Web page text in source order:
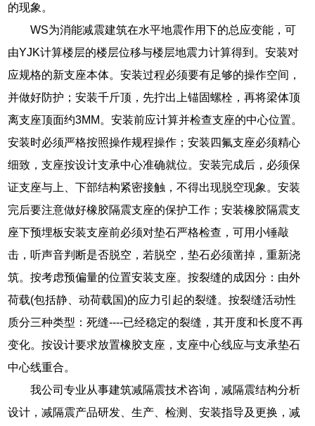
的现象。
WS为消能减震建筑在水平地震作用下的总应变能，可
由YJK计算楼层的楼层位移与楼层地震力计算得到。安装对
应规格的新支座本体。安装过程必须要有足够的操作空间，
并做好防护；安装千斤顶，先拧出上锚固螺栓，再将梁体顶
离支座顶面约3MM。安装前应计算并检查支座的中心位置。
安装时必须严格按照操作规程操作；安装四氟支座必须精心
细致，支座按设计支承中心准确就位。安装完成后，必须保
证支座与上、下部结构紧密接触，不得出现脱空现象。安装
完后要注意做好橡胶隔震支座的保护工作；安装橡胶隔震支
座下预埋板安装支座前必须对垫石严格检查，可用小锤敲
击，听声音判断是否脱空，若脱空，垫石必须凿掉，重新浇
筑。按考虑预偏量的位置安装支座。按裂缝的成因分：由外
荷载(包括静、动荷载国)的应力引起的裂缝。按裂缝活动性
质分三种类型：死缝----已经稳定的裂缝，其开度和长度不再
变化。按设计要求放置橡胶支座，支座中心线应与支承垫石
中心线重合。
我公司专业从事建筑减隔震技术咨询，减隔震结构分析
设计，减隔震产品研发、生产、检测、安装指导及更换，减